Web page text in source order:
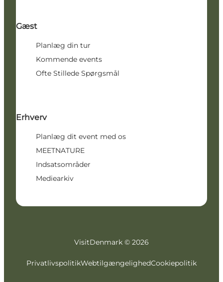
Gæst
Planlæg din tur
Kommende events
Ofte Stillede Spørgsmål
Erhverv
Planlæg dit event med os
MEETNATURE
Indsatsområder
Mediearkiv
VisitDenmark © 2026
PrivatlivspolitikWebtilgængelighedCookiepolitik